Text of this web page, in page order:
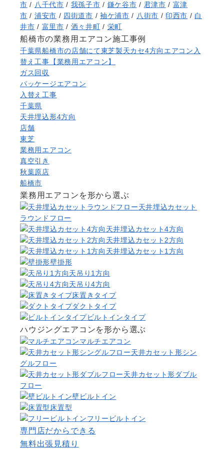
市 / 八千代市 / 我孫子市 / 鎌ケ谷市 / 君津市 / 富津
市 / 浦安市 / 四街道市 / 袖ケ浦市 / 八街市 / 印西市 / 白
井市 / 富里市 / 酒々井町 / 栄町
船橋市の業務用エアコン施工事例
千葉県船橋市の店舗にて東芝製天カセ4方向エアコン入
替え工事【業務用エアコン】
ガス回収
パッケージエアコン
入替え工事
千葉県
天井埋込形4方向
店舗
東芝
業務用エアコン
真空引き
秋葉原店
船橋市
業務用エアコンを形から選ぶ
天井埋込カセット
ラウンドフロー
天井埋込カセット4方向
天井埋込カセット2方向
天井埋込カセット1方向
壁掛形
天吊り1方向
天吊り4方向
床置きタイプ
ダクトタイプ
ビルトインタイプ
ハウジングエアコンを形から選ぶ
マルチエアコン
天井カセット形シン
グルフロー
天井カセット形ダブル
フロー
壁ビルトイン
床置型
フリービルトイン
専門店だからできる
無料出張見積り